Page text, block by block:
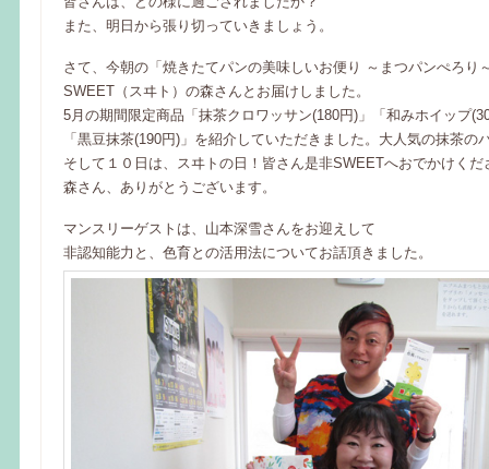
また、明日から張り切っていきましょう。
さて、今朝の「焼きたてパンの美味しいお便り ～まつパンぺろり
SWEET（スヰト）の森さんとお届けしました。
5月の期間限定商品「抹茶クロワッサン(180円)」「和みホイップ
「黒豆抹茶(190円)」を紹介していただきました。大人気の抹茶の
そして１０日は、スヰトの日！皆さん是非SWEETへおでかけくだ
森さん、ありがとうございます。
マンスリーゲストは、山本深雪さんをお迎えして
非認知能力と、色育との活用法についてお話頂きました。